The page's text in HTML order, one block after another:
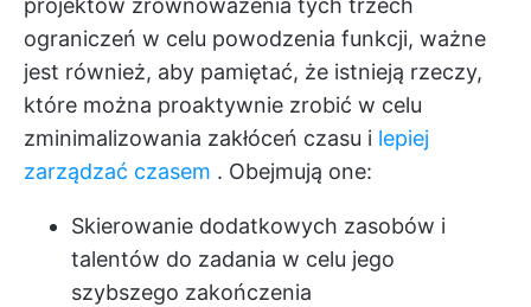
projektów zrównoważenia tych trzech
ograniczeń w celu powodzenia funkcji, ważne
jest również, aby pamiętać, że istnieją rzeczy,
które można proaktywnie zrobić w celu
zminimalizowania zakłóceń czasu i lepiej
zarządzać czasem . Obejmują one:
Skierowanie dodatkowych zasobów i
talentów do zadania w celu jego
szybszego zakończenia